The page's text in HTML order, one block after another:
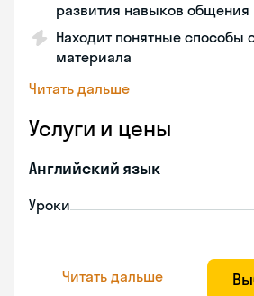
развития навыков общения
Находит понятные способы
материала
Читать дальше
Услуги и цены
Английский язык
Уроки
Читать дальше